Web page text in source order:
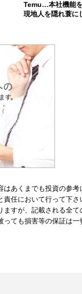
Temu…本社機能
現地人を隠れ蓑に
はあくまでも投資の参
責任において行って下
すが、記載される全
ても損害等の保証は